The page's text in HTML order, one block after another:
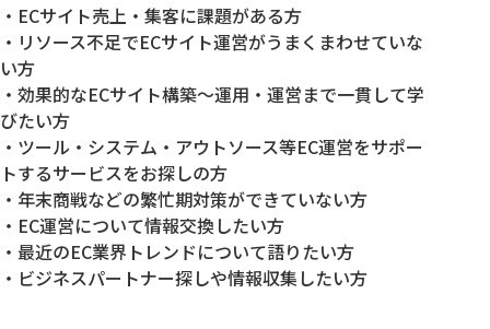
・ECサイト売上・集客に課題がある方
・リソース不足でECサイト運営がうまくまわせていな
い方
・効果的なECサイト構築～運用・運営まで一貫して学
びたい方
・ツール・システム・アウトソース等EC運営をサポー
トするサービスをお探しの方
・年末商戦などの繁忙期対策ができていない方
・EC運営について情報交換したい方
・最近のEC業界トレンドについて語りたい方
・ビジネスパートナー探しや情報収集したい方